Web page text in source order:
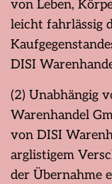
von Leben,
leicht fahrlässig
DISI
(2) Unabhängig
Warenhandel
von DISI
arglistigem
der Übernahme